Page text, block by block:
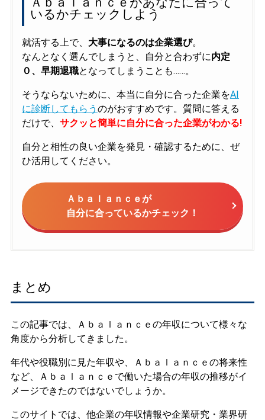
いるかチェックしよう
就活する上で、 大事になるのは企業選び。
なんとなく選んでしまうと、自分と合わずに内定
０、早期退職となってしまうことも……。
そうならないために、本当に自分に合った企業をAI
に診断してもらう のがおすすめです。質問に答える
だけで、 サクッと簡単に自分に合った企業がわかる!
自分と相性の良い企業を発見・確認するために、ぜ
ひ活用してください。
Ａｂａｌａｎｃｅが
自分に合っているかチェック！
まとめ
この記事では、Ａｂａｌａｎｃｅの年収について様々な
角度から分析してきました。
年代や役職別に見た年収や、Ａｂａｌａｎｃｅの将来性
など、Ａｂａｌａｎｃｅで働いた場合の年収の推移がイ
メージできたのではないでしょうか。
このサイトでは、他企業の年収情報や企業研究・業界研